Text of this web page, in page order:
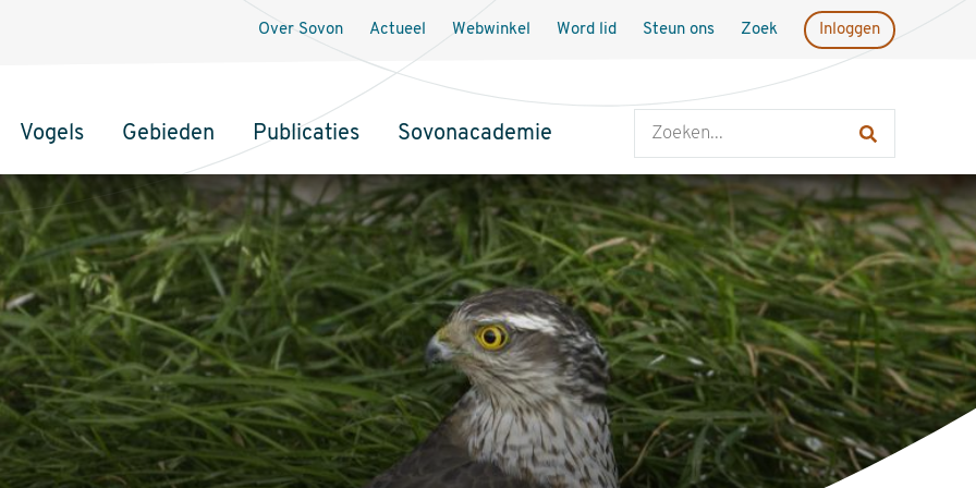
Vogels Gebieden Publicaties Sovonacademie
Over Sovon Actueel Webwinkel Word lid Steun ons Zoek Inloggen